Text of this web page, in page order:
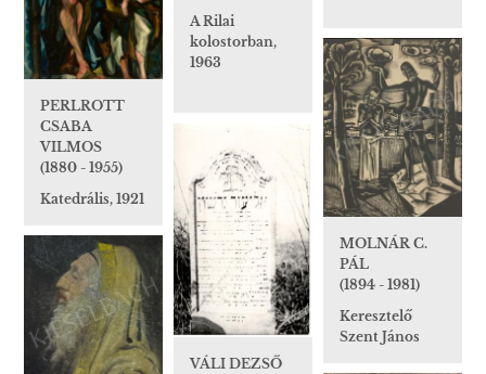
A Rilai
kolostorban,
1963
PERLROTT
CSABA
VILMOS
(1880 - 1955)
Katedrális, 1921
MOLNÁR C.
PÁL
(1894 - 1981)
Keresztelő
Szent János
VÁLI DEZSŐ